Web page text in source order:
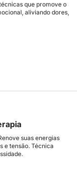
que promove o
aliviando dores,
suas energias
e tensão. Técnica